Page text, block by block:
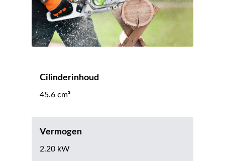
Cilinderinhoud
45.6 cm³
Vermogen
2.20 kW